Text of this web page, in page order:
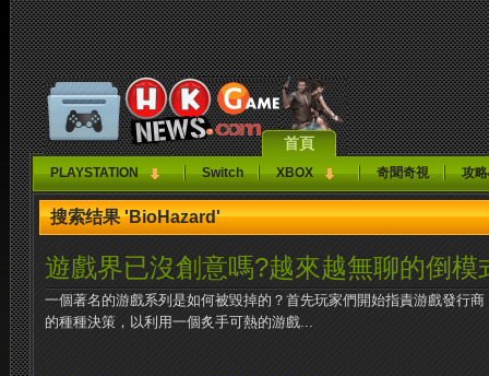
首頁
PLAYSTATION Switch XBOX 奇聞奇視 攻
搜索结果 'BioHazard'
遊戲界已沒創意嗎?越來越無聊的倒模
一個著名的游戲系列是如何被毀掉的？首先玩家們開始指責游戲發行
的種種決策，以利用一個炙手可熱的游戲...